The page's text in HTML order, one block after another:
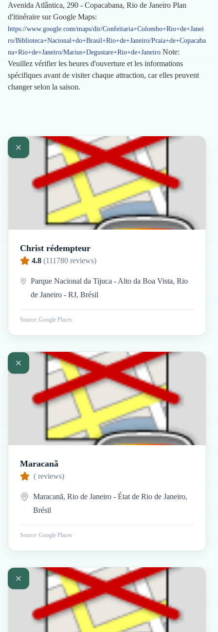
Avenida Atlântica, 290 - Copacabana, Rio de Janeiro Plan
d'itinéraire sur Google Maps:
https://www.google.com/maps/dir/Confeitaria+Colombo+Rio+de+Janei
ro/Biblioteca+Nacional+do+Brasil+Rio+de+Janeiro/Praia+de+Copacaba
na+Rio+de+Janeiro/Marius+Degustare+Rio+de+Janeiro Note:
Veuillez vérifier les heures d'ouverture et les informations
spécifiques avant de visiter chaque attraction, car elles peuvent
changer selon la saison.
Christ rédempteur
4.8 (111780 reviews)
Parque Nacional da Tijuca - Alto da Boa Vista, Rio
de Janeiro - RJ, Brésil
Source: Google Places
Maracanã
( reviews)
Maracanã, Rio de Janeiro - État de Rio de Janeiro,
Brésil
Source: Google Places